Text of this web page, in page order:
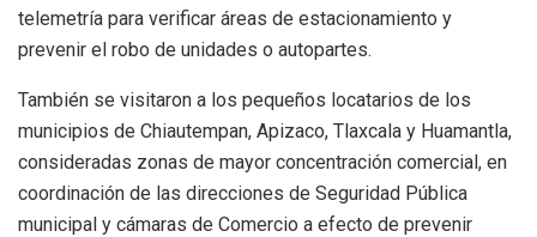
telemetría para verificar áreas de estacionamiento y
prevenir el robo de unidades o autopartes.
También se visitaron a los pequeños locatarios de los
municipios de Chiautempan, Apizaco, Tlaxcala y Huamantla,
consideradas zonas de mayor concentración comercial, en
coordinación de las direcciones de Seguridad Pública
municipal y cámaras de Comercio a efecto de prevenir